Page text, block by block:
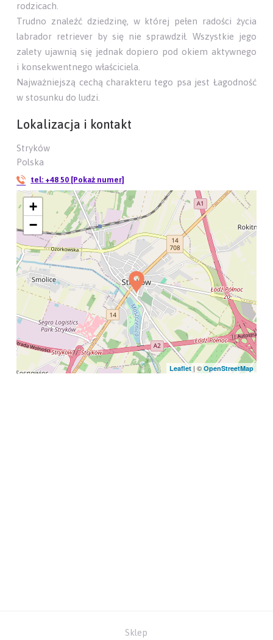
rodzicach.
Trudno znaleźć dziedzinę, w której pełen radości życia
labrador retriever by się nie sprawdził. Wszystkie jego
zalety ujawnią się jednak dopiero pod okiem aktywnego
i konsekwentnego właściciela.
Najważniejszą cechą charakteru tego psa jest Łagodność
w stosunku do ludzi.
Lokalizacja i kontakt
Stryków
Polska
tel: +48 50 [Pokaż numer]
+
−
Leaflet| © OpenStreetMap
Sklep